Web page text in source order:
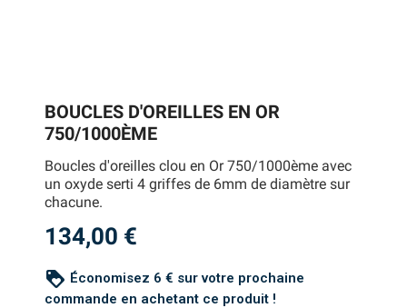
BOUCLES D'OREILLES EN OR
750/1000ÈME
Boucles d'oreilles clou en Or 750/1000ème avec
un oxyde serti 4 griffes de 6mm de diamètre sur
chacune.
134,00 €
loyalty Économisez 6 € sur votre prochaine
commande en achetant ce produit !